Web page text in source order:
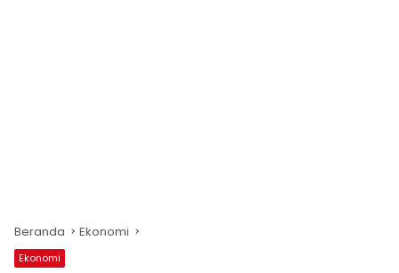
Beranda Ekonomi
Ekonomi